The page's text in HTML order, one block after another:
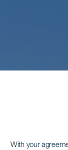
With your